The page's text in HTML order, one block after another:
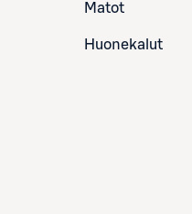
Matot
Huonekalut